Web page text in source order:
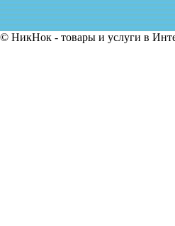
© НикНок - товары и услуги в